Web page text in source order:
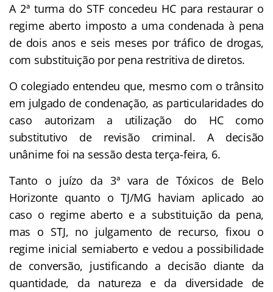
A 2ª turma do STF concedeu HC para restaurar o
regime aberto imposto a uma condenada à pena
de dois anos e seis meses por tráfico de drogas,
com substituição por pena restritiva de diretos.
O colegiado entendeu que, mesmo com o trânsito
em julgado de condenação, as particularidades do
caso autorizam a utilização do HC como
substitutivo de revisão criminal. A decisão
unânime foi na sessão desta terça-feira, 6.
Tanto o juízo da 3ª vara de Tóxicos de Belo
Horizonte quanto o TJ/MG haviam aplicado ao
caso o regime aberto e a substituição da pena,
mas o STJ, no julgamento de recurso, fixou o
regime inicial semiaberto e vedou a possibilidade
de conversão, justificando a decisão diante da
quantidade, da natureza e da diversidade de